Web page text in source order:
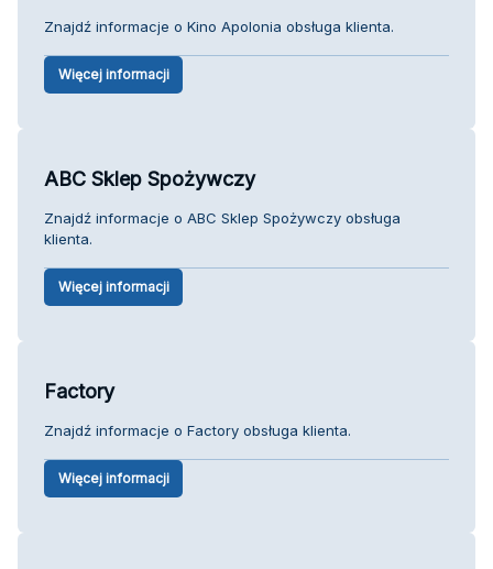
Znajdź informacje o Kino Apolonia obsługa klienta.
Więcej informacji
ABC Sklep Spożywczy
Znajdź informacje o ABC Sklep Spożywczy obsługa
klienta.
Więcej informacji
Factory
Znajdź informacje o Factory obsługa klienta.
Więcej informacji